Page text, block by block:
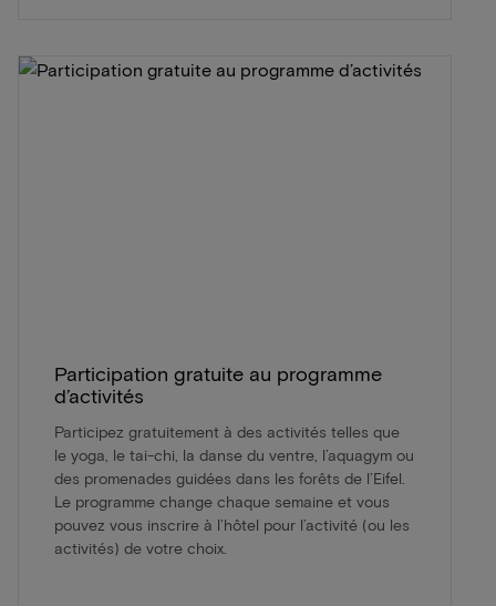
Participation gratuite au programme
d’activités
Participez gratuitement à des activités telles que
le yoga, le tai-chi, la danse du ventre, l’aquagym ou
des promenades guidées dans les forêts de l’Eifel.
Le programme change chaque semaine et vous
pouvez vous inscrire à l’hôtel pour l’activité (ou les
activités) de votre choix.